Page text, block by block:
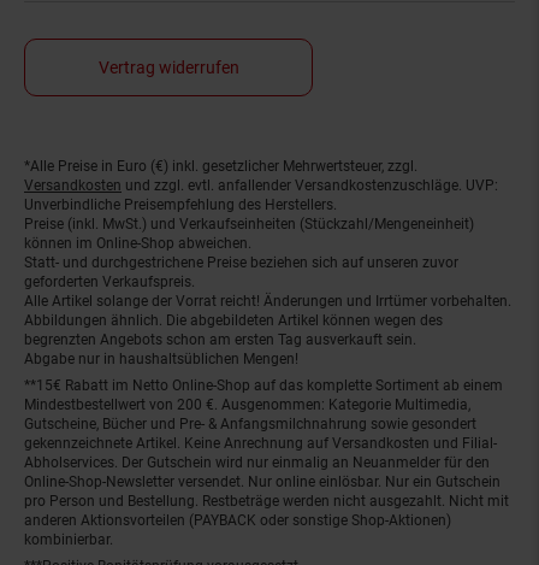
Vertrag widerrufen
Fußnoten
*Alle Preise in Euro (€) inkl. gesetzlicher Mehrwertsteuer, zzgl.
Versandkosten und zzgl. evtl. anfallender Versandkostenzuschläge. UVP:
Unverbindliche Preisempfehlung des Herstellers.
Preise (inkl. MwSt.) und Verkaufseinheiten (Stückzahl/Mengeneinheit)
können im Online-Shop abweichen.
Statt- und durchgestrichene Preise beziehen sich auf unseren zuvor
geforderten Verkaufspreis.
Alle Artikel solange der Vorrat reicht! Änderungen und Irrtümer vorbehalten.
Abbildungen ähnlich. Die abgebildeten Artikel können wegen des
begrenzten Angebots schon am ersten Tag ausverkauft sein.
Abgabe nur in haushaltsüblichen Mengen!
**15€ Rabatt im Netto Online-Shop auf das komplette Sortiment ab einem
Mindestbestellwert von 200 €. Ausgenommen: Kategorie Multimedia,
Gutscheine, Bücher und Pre- & Anfangsmilchnahrung sowie gesondert
gekennzeichnete Artikel. Keine Anrechnung auf Versandkosten und Filial-
Abholservices. Der Gutschein wird nur einmalig an Neuanmelder für den
Online-Shop-Newsletter versendet. Nur online einlösbar. Nur ein Gutschein
pro Person und Bestellung. Restbeträge werden nicht ausgezahlt. Nicht mit
anderen Aktionsvorteilen (PAYBACK oder sonstige Shop-Aktionen)
kombinierbar.